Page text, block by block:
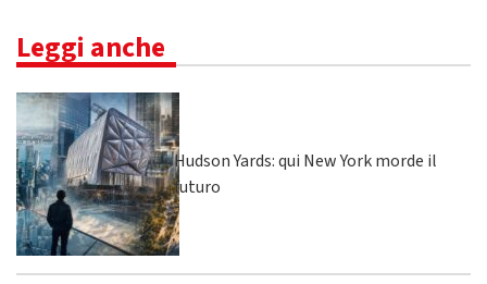
Leggi anche
Hudson Yards: qui New York morde il
futuro